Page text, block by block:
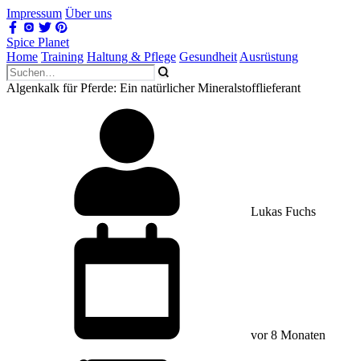
Impressum Über uns
Spice Planet
Home Training Haltung & Pflege Gesundheit Ausrüstung
Algenkalk für Pferde: Ein natürlicher Mineralstofflieferant
Lukas Fuchs
vor 8 Monaten